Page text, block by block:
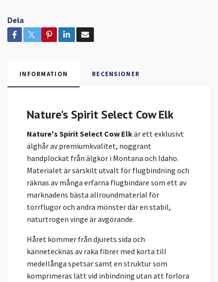
Dela
INFORMATION RECENSIONER
Nature's Spirit Select Cow Elk
Nature's Spirit Select Cow Elkär ett exklusivt
älghår av premiumkvalitet, noggrant
handplockat från älgkor i Montana och Idaho.
Materialet är särskilt utvalt för flugbindning och
räknas av många erfarna flugbindare som ett av
marknadens bästa allroundmaterial för
torrflugor och andra mönster där en stabil,
naturtrogen vinge är avgörande.
Håret kommer från djurets sida och
kännetecknas av raka fibrer med korta till
medellånga spetsar samt en struktur som
komprimeras lätt vid inbindning utan att förlora